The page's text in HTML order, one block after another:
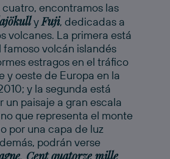
cuatro, encontramos las
yFuji, dedicadas a
volcanes. La primera está
famoso volcán islandés
estragos en el tráfico
y oeste de Europa en la
y la segunda está
un paisaje a gran escala
que representa el monte
por una capa de luz
podrán verse